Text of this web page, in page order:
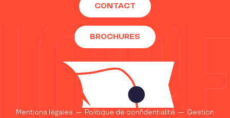
CONTACT
BROCHURES
Mentions légales — Politique de confidentialité — Gestion